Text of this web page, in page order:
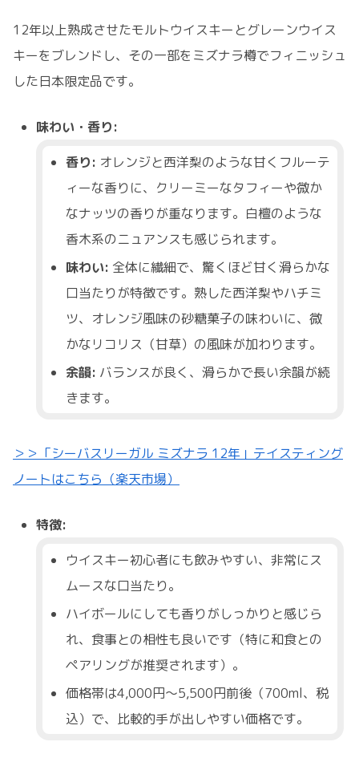
12年以上熟成させたモルトウイスキーとグレーンウイス
キーをブレンドし、その一部をミズナラ樽でフィニッシュ
した日本限定品です。
味わい・香り:
香り: オレンジと西洋梨のような甘くフルーテ
ィーな香りに、クリーミーなタフィーや微か
なナッツの香りが重なります。白檀のような
香木系のニュアンスも感じられます。
味わい: 全体に繊細で、驚くほど甘く滑らかな
口当たりが特徴です。熟した西洋梨やハチミ
ツ、オレンジ風味の砂糖菓子の味わいに、微
かなリコリス（甘草）の風味が加わります。
余韻: バランスが良く、滑らかで長い余韻が続
きます。
＞＞「シーバスリーガル ミズナラ 12年」テイスティング
ノートはこちら（楽天市場）
特徴:
ウイスキー初心者にも飲みやすい、非常にス
ムースな口当たり。
ハイボールにしても香りがしっかりと感じら
れ、食事との相性も良いです（特に和食との
ペアリングが推奨されます）。
価格帯は4,000円～5,500円前後（700ml、税
込）で、比較的手が出しやすい価格です。